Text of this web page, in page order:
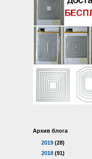
Архив блога
2019 (28)
2018 (91)